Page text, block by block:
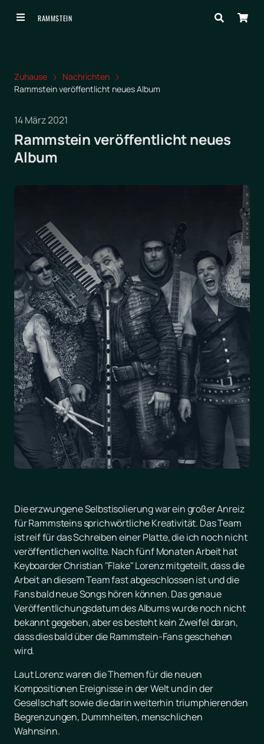
RAMMSTEIN
Zuhause
Nachrichten
Rammstein veröffentlicht neues Album
14 März 2021
Rammstein veröffentlicht neues
Album
Die erzwungene Selbstisolierung war ein großer Anreiz
für Rammsteins sprichwörtliche Kreativität. Das Team
ist reif für das Schreiben einer Platte, die ich noch nicht
veröffentlichen wollte. Nach fünf Monaten Arbeit hat
Keyboarder Christian "Flake" Lorenz mitgeteilt, dass die
Arbeit an diesem Team fast abgeschlossen ist und die
Fans bald neue Songs hören können. Das genaue
Veröffentlichungsdatum des Albums wurde noch nicht
bekannt gegeben, aber es besteht kein Zweifel daran,
dass dies bald über die Rammstein-Fans geschehen
wird.
Laut Lorenz waren die Themen für die neuen
Kompositionen Ereignisse in der Welt und in der
Gesellschaft sowie die darin weiterhin triumphierenden
Begrenzungen, Dummheiten, menschlichen
Wahnsinn.